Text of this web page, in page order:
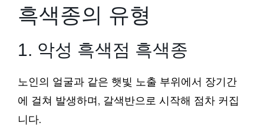
흑색종의 유형
1. 악성 흑색점 흑색종
노인의 얼굴과 같은 햇빛 노출 부위에서 장기간
에 걸쳐 발생하며, 갈색반으로 시작해 점차 커집
니다.